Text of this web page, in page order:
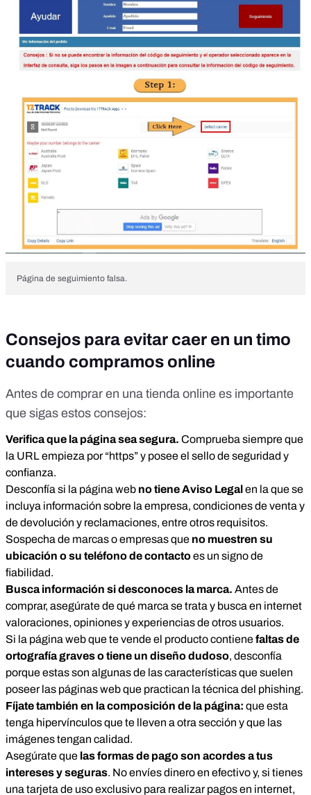
Página de seguimiento falsa.
Consejos para evitar caer en un timo
cuando compramos online
Antes de comprar en una tienda online es importante
que sigas estos consejos:
Verifica que la página sea segura. Comprueba siempre que
la URL empieza por “https” y posee el sello de seguridad y
confianza.
Desconfía si la página web no tiene Aviso Legalen la que se
incluya información sobre la empresa, condiciones de venta y
de devolución y reclamaciones, entre otros requisitos.
Sospecha de marcas o empresas que no muestren su
ubicación o su teléfono de contactoes un signo de
fiabilidad.
Busca información si desconoces la marca. Antes de
comprar, asegúrate de qué marca se trata y busca en internet
valoraciones, opiniones y experiencias de otros usuarios.
Si la página web que te vende el producto contienefaltas de
ortografía graves o tiene un diseño dudoso, desconfía
porque estas son algunas de las características que suelen
poseer las páginas web que practican la técnica del phishing.
Fíjate también en la composición de la página: que esta
tenga hipervínculos que te lleven a otra sección y que las
imágenes tengan calidad.
Asegúrate que las formas de pago son acordes a tus
intereses y seguras. No envíes dinero en efectivo y, si tienes
una tarjeta de uso exclusivo para realizar pagos en internet,